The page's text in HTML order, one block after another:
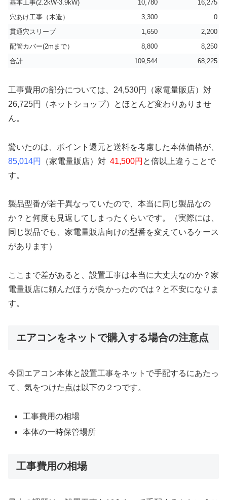
基本工事(2.2kW-3.9kW)
10,780
16,275
穴あけ工事（木造）
3,300
0
貫通穴スリーブ
1,650
2,200
配管カバー(2mまで）
8,800
8,250
合計
109,544 68,225
工事費用の部分については、24,530円（家電量販店）対
26,725円（ネットショップ）とほとんど変わりありませ
ん。
驚いたのは、ポイント還元と送料を考慮した本体価格が、
85,014円
（家電量販店）対 41,500円 と倍以上違うことで
す。
製品型番が若干異なっていたので、本当に同じ製品なの
か？と何度も見返してしまったくらいです。（実際には、
同じ製品でも、家電量販店向けの型番を変えているケース
があります）
ここまで差があると、設置工事は本当に大丈夫なのか？家
電量販店に頼んだほうが良かったのでは？と不安になりま
す。
エアコンをネットで購入する場合の注意点
今回エアコン本体と設置工事をネットで手配するにあたっ
て、気をつけた点は以下の２つです。
工事費用の相場
本体の一時保管場所
工事費用の相場